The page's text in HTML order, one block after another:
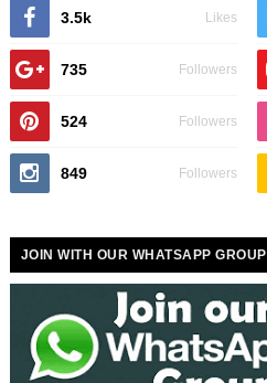
3.5k Likes
735 Followers
524 Followers
849 Followers
JOIN WITH OUR WHATSAPP GROUP